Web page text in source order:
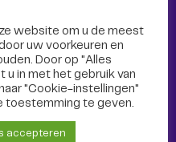
hier, maar ook via social
website om u de meest
uw voorkeuren en
Door op "Alles
in met het gebruik van
"Cookie-instellingen"
toestemming te geven.
accepteren